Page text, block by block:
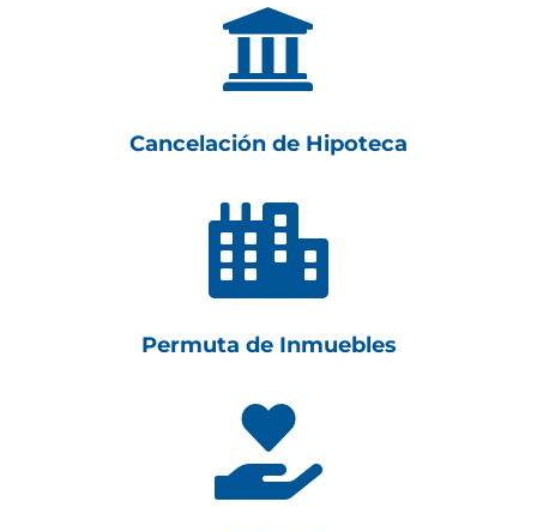

Cancelación de Hipoteca

Permuta de Inmuebles
